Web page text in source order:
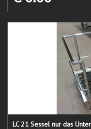
LC 21 Sessel nur das